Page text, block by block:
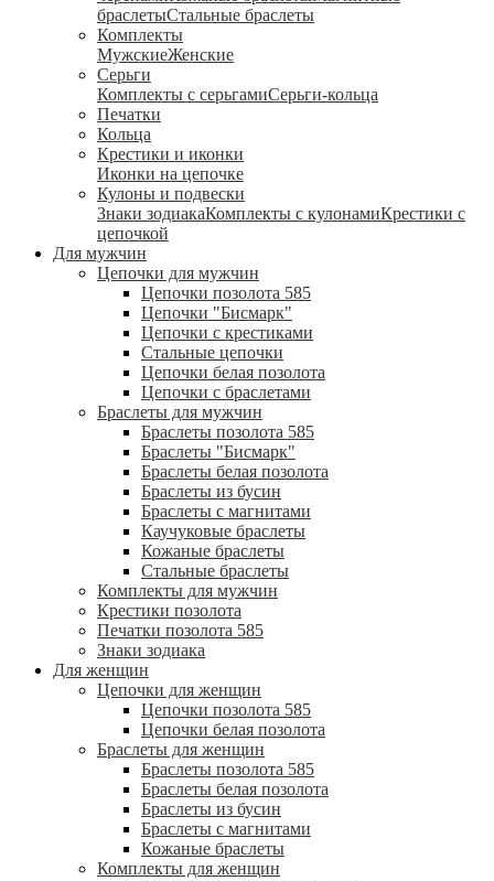
браслетыСтальные браслеты
Комплекты
МужскиеЖенские
Серьги
Комплекты с серьгамиСерьги-кольца
Печатки
Кольца
Крестики и иконки
Иконки на цепочке
Кулоны и подвески
Знаки зодиакаКомплекты с кулонамиКрестики с
цепочкой
Для мужчин
Цепочки для мужчин
Цепочки позолота 585
Цепочки "Бисмарк"
Цепочки с крестиками
Стальные цепочки
Цепочки белая позолота
Цепочки с браслетами
Браслеты для мужчин
Браслеты позолота 585
Браслеты "Бисмарк"
Браслеты белая позолота
Браслеты из бусин
Браслеты с магнитами
Каучуковые браслеты
Кожаные браслеты
Стальные браслеты
Комплекты для мужчин
Крестики позолота
Печатки позолота 585
Знаки зодиака
Для женщин
Цепочки для женщин
Цепочки позолота 585
Цепочки белая позолота
Браслеты для женщин
Браслеты позолота 585
Браслеты белая позолота
Браслеты из бусин
Браслеты с магнитами
Кожаные браслеты
Комплекты для женщин